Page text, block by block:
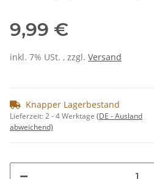
9,99 €
inkl. 7% USt. , zzgl. Versand
Knapper Lagerbestand
Lieferzeit:2 - 4 Werktage (DE - Ausland
abweichend)